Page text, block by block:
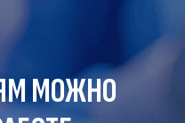
МОЖНО